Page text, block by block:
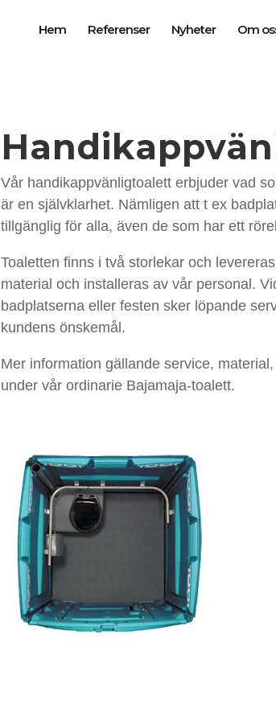
Hem Referenser Nyheter Om
Vår handikappvänligtoalett erbjuder vad
är en självklarhet. Nämligen att t ex
tillgänglig för alla, även de som har ett
Toaletten finns i två storlekar och
material och installeras av vår personal.
badplatserna eller festen sker löpande
kundens önskemål.
Mer information gällande service,
under vår ordinarie Bajamaja-toalett.